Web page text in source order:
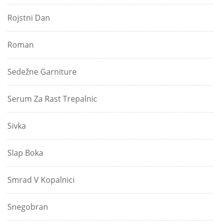
Rojstni Dan
Roman
Sedežne Garniture
Serum Za Rast Trepalnic
Sivka
Slap Boka
Smrad V Kopalnici
Snegobran